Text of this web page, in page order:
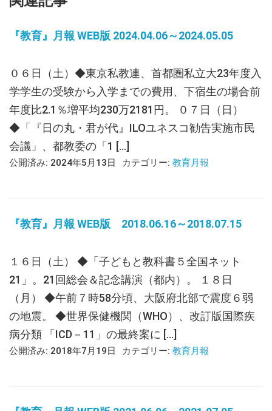
『教育』月報 WEB版 2024.04.06～2024.05.05
０６日（土）◆東京私教連、首都圏私立大23年度入
学学生の受験から入学までの費用、下宿生の場合前
年度比2.1％増平均230万2181円。 ０７日（日）
◆「『日の丸・君が代』ILOユネスコ勧告実施市民
会議」、都教委の「1 […]
公開済み: 2024年5月13日 カテゴリー: 教育月報
『教育』月報 WEB版 2018.06.16～2018.07.15
１６日（土） ◆「子どもと教科書５全国ネット
21」。21回総会＆記念講演（都内）。 １８日
（月） ◆午前７時58分頃、大阪府北部で震度６弱
の地震。 ◆世界保健機関（WHO）、改訂版国際疾
病分類 「ICD－11」の最終案に […]
公開済み: 2018年7月19日 カテゴリー: 教育月報